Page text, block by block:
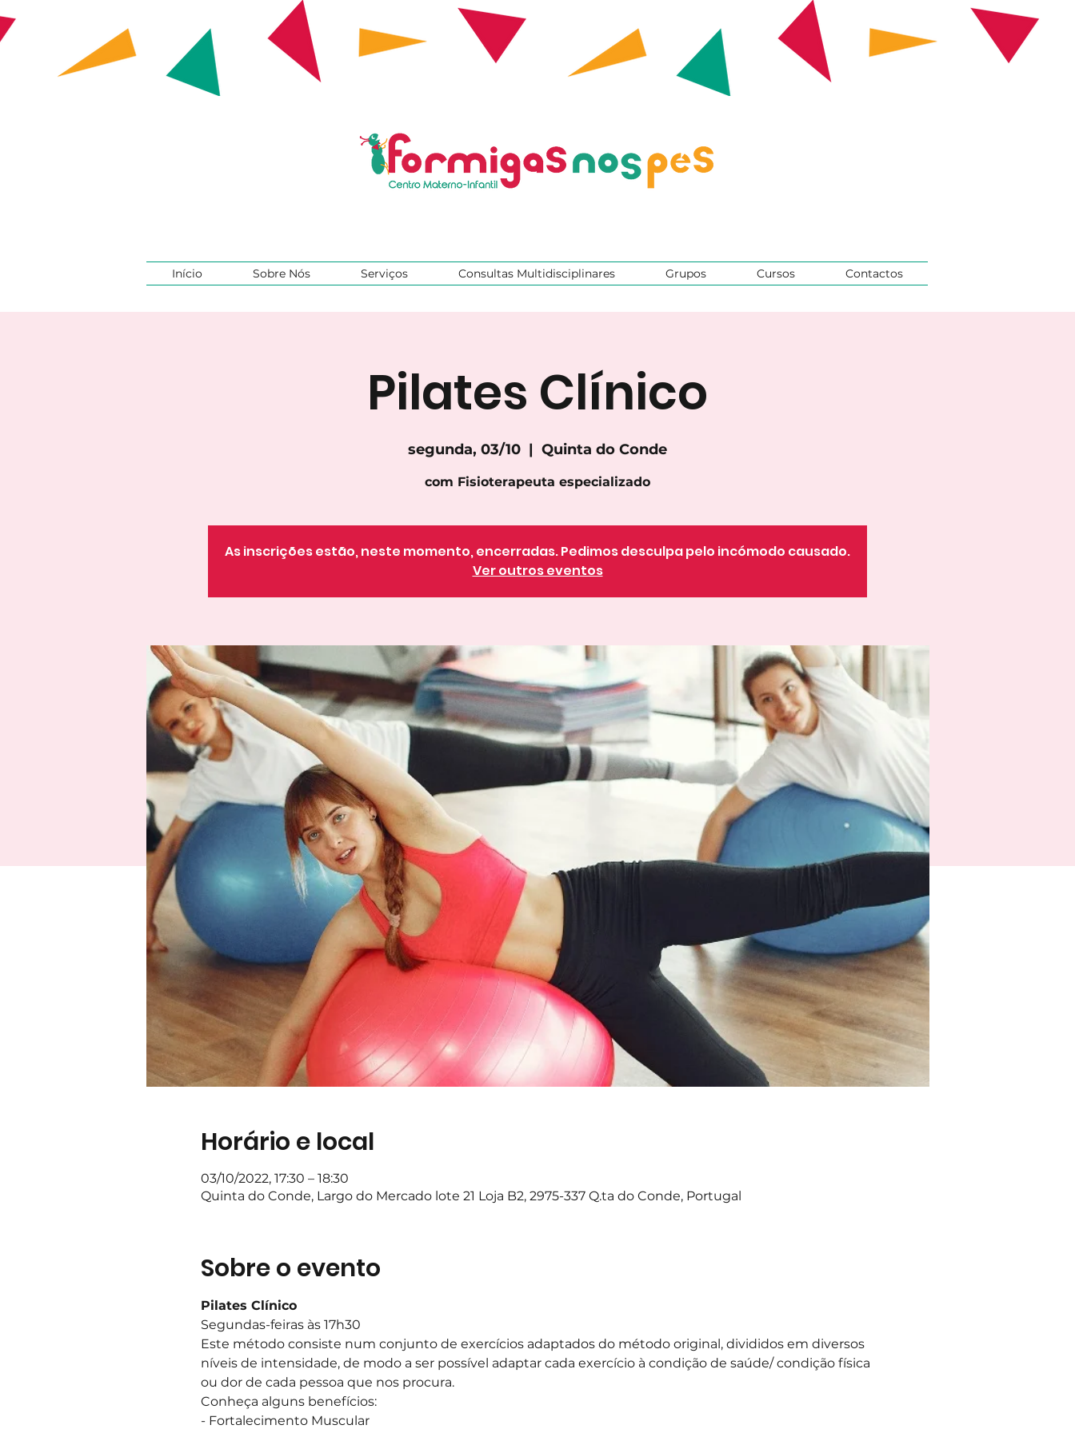
Início Sobre Nós Serviços Consultas Multidisciplinares Grupos Cursos Contactos
Pilates Clínico
segunda, 03/10
  |
Quinta do Conde
com Fisioterapeuta especializado
As inscrições estão, neste momento, encerradas. Pedimos desculpa pelo incómodo causado.
Ver outros eventos
Horário e local
03/10/2022, 17:30 – 18:30
Quinta do Conde, Largo do Mercado lote 21 Loja B2, 2975-337 Q.ta do Conde, Portugal
Sobre o evento
Pilates Clínico
Segundas-feiras às 17h30
Este método consiste num conjunto de exercícios adaptados do método original, divididos em diversos
níveis de intensidade, de modo a ser possível adaptar cada exercício à condição de saúde/ condição física
ou dor de cada pessoa que nos procura.
Conheça alguns benefícios:
- Fortalecimento Muscular